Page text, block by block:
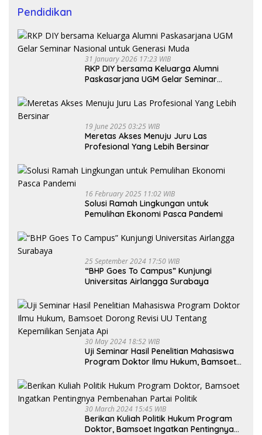
Pendidikan
31 January 2026 17:23 WIB
RKP DIY bersama Keluarga Alumni
Paskasarjana UGM Gelar Seminar
19 June 2025 03:25 WIB
Meretas Akses Menuju Juru Las
Profesional Yang Lebih Bersinar
16 February 2025 11:02 WIB
Solusi Ramah Lingkungan untuk
Pemulihan Ekonomi Pasca Pandemi
25 September 2024 17:50 WIB
“BHP Goes To Campus” Kunjungi
Universitas Airlangga Surabaya
30 May 2024 18:52 WIB
Uji Seminar Hasil Penelitian Mahasiswa
Program Doktor Ilmu Hukum, Bamsoet
Senjata Api
30 March 2024 15:45 WIB
Berikan Kuliah Politik Hukum Program
Doktor, Bamsoet Ingatkan Pentingnya